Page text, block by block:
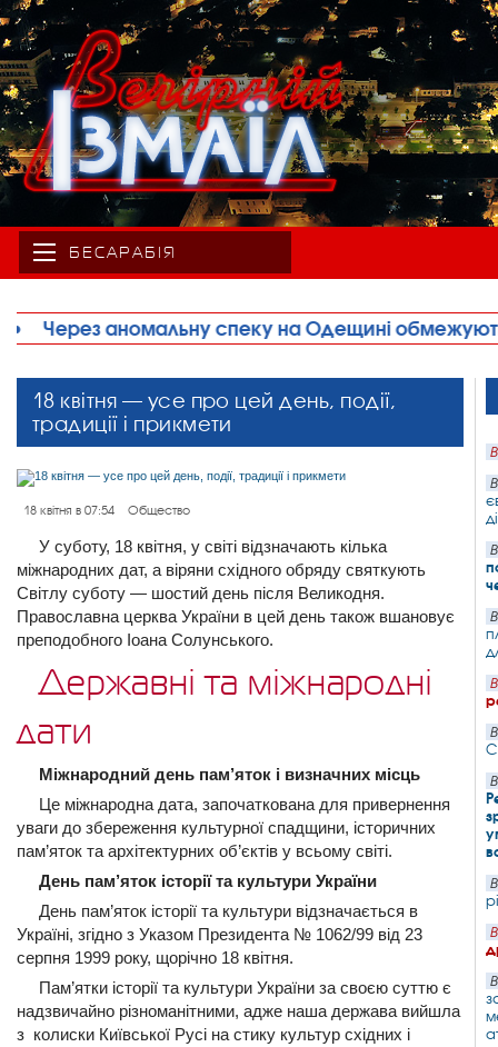
БЕСАРАБІЯ
на Одещині обмежують рух великовагового
18 квітня — усе про цей день, події,
традиції і прикмети
18 квітня в 07:54 Общество
У суботу, 18 квітня, у світі відзначають кілька
міжнародних дат, а віряни східного обряду святкують
Світлу суботу — шостий день після Великодня.
Православна церква України в цей день також вшановує
преподобного Іоана Солунського.
Державні та міжнародні
дати
Міжнародний день пам’яток і визначних місць
Це міжнародна дата, започаткована для привернення
уваги до збереження культурної спадщини, історичних
пам’яток та архітектурних об’єктів у всьому світі.
День пам’яток історії та культури України
День пам’яток історії та культури відзначається в
Україні, згідно з Указом Президента № 1062/99 від 23
серпня 1999 року, щорічно 18 квітня.
Пам’ятки історії та культури України за своєю суттю є
надзвичайно різноманітними, адже наша держава вийшла
з колиски Київської Русі на стику культур східних і